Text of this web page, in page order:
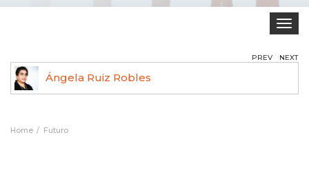
Toggle
Ángela Ruiz Robles
PREV NEXT
Home Futuro